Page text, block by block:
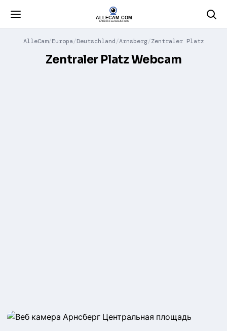
AlleCam Europa Deutschland Arnsberg Zentraler Platz
Zentraler Platz Webcam